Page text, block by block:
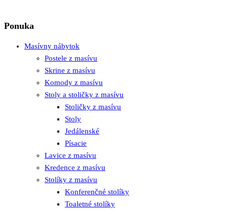
Ponuka
Masívny nábytok
Postele z masívu
Skrine z masívu
Komody z masívu
Stoly a stoličky z masívu
Stoličky z masívu
Stoly
Jedálenské
Písacie
Lavice z masívu
Kredence z masívu
Stolíky z masívu
Konferenčné stolíky
Toaletné stolíky